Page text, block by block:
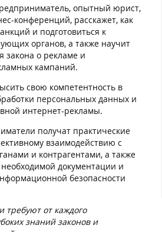
опытный юрист,
конференций, расскажет, как
и подготовиться к
органов, а также научит
закона о рекламе и
кампаний.
свою компетентность в
персональных данных и
интернет-рекламы.
получат практические
взаимодействию с
и контрагентами, а также
документации и
безопасности
от каждого
знаний законов и